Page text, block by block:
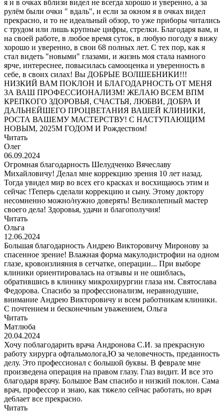
я и в очках вблизи видел не всегда хорошо и уверенно, а за
рулём были очки " вдаль", и если за окном я в очках видел
прекрасно, и то не идеальный обзор, то уже приборы читались
с трудом или лишь крупные цифры, стрелки. Благодаря вам, и
на своей работе, в любое время суток, в любую погоду я вижу
хорошо и уверенно, в свои 68 полных лет. С тех пор, как я
стал видеть "новыми" глазами, и жизнь моя стала намного
ярче, интереснее, повысилась самооценка и уверенность в
себе, в своих силах! Вы ДОБРЫЕ ВОЛШЕБНИКИ!!!
НИЗКИЙ ВАМ ПОКЛОН И БЛАГОДАРНОСТЬ ОТ МЕНЯ
ЗА ВАШ ПРОФЕССИОНАЛИЗМ! ЖЕЛАЮ ВСЕМ ВПМ
КРЕПКОГО ЗДОРОВЬЯ, СЧАСТЬЯ, ЛЮБВИ, ДОБРА И
ДАЛЬНЕЙШЕГО ПРОЦВЕТАНИЯ ВАШЕЙ КЛИНИКИ,
РОСТА ВАШЕМУ МАСТЕРСТВУ! С НАСТУПАЮЩИМ
НОВЫМ, 2025М ГОДОМ И Рождеством!
Читать
Олег
06.09.2024
Огромная благодарность Шелудченко Вячеславу
Михайловичу! Делал мне коррекцию зрения 10 лет назад.
Тогда увидел мир во всех его красках и восхищаюсь этим и
сейчас !Теперь сделали коррекцию и сыну. Этому доктору
несомненно можно/нужно доверять! Великолепный мастер
своего дела! Здоровья, удачи и благополучия!
Читать
Ольга
12.06.2024
Большая благодарность Андрею Викторовичу Миронову за
спасенное зрение! Влажная форма макулодистрофии на одном
глазе, кровоизлияния в сетчатке, операции... При выборе
клиники ориентировалась на отзывы и не ошиблась,
обратившись в клинику микрохирургии глаза им. Святослава
Федорова. Спасибо за профессионализм, неравнодушие,
внимание Андрею Викторовичу и всем работникам клиники.
С почтением и бесконечным уважением, Ольга
Читать
Матлюба
20.04.2024
Хочу поблагодарить врача Андронова С.И. за прекрасную
работу хирурга офтальмолога,Ю за человечность, преданность
делу. Это профессионал с большой буквы. В феврале мне
произведена операция на правом глазу. Глаз видит. И все это
благодаря врачу. Большое Вам спасибо и низкий поклон. Сама
врач, профессор и знаю, как тяжело сейчас работать, но врач
де6лает все прекрасно.
Читать